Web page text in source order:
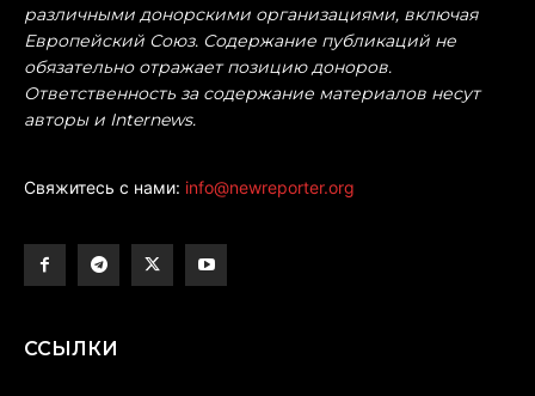
различными донорскими организациями, включая
Европейский Союз. Содержание публикаций не
обязательно отражает позицию доноров.
Ответственность за содержание материалов несут
авторы и Internews.
Свяжитесь с нами: info@newreporter.org
ССЫЛКИ